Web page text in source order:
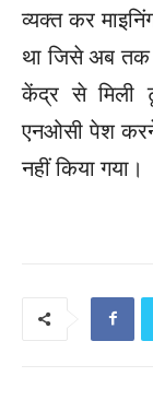
व्यक्त कर
था जिसे अब तक
केंद्र से मिली
एनओसी पेश करने
नहीं किया गया।